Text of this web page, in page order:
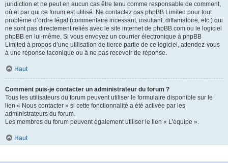
juridiction et ne peut en aucun cas être tenu comme responsable de comment,
où et par qui ce forum est utilisé. Ne contactez pas phpBB Limited pour tout
problème d’ordre légal (commentaire incessant, insultant, diffamatoire, etc.) qui
ne sont pas directement reliés avec le site internet de phpBB.com ou le logiciel
phpBB en lui-même. Si vous envoyez un courrier électronique à phpBB
Limited à propos d’une utilisation de tierce partie de ce logiciel, attendez-vous
à une réponse laconique ou à ne pas recevoir de réponse.
Haut
Comment puis-je contacter un administrateur du forum ?
Tous les utilisateurs du forum peuvent utiliser le formulaire disponible sur le
lien « Nous contacter » si cette fonctionnalité a été activée par les
administrateurs du forum.
Les membres du forum peuvent également utiliser le lien « L’équipe ».
Haut